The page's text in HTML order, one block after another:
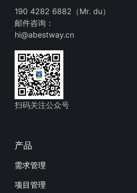
190 4282 6882（Mr. du）
邮件咨询：
hi@abestway.cn
扫码关注公众号
产品
需求管理
项目管理